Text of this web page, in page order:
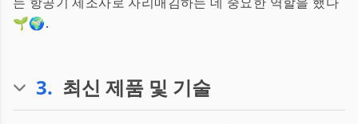
🌱🌍.
3. 최신 제품 및 기술